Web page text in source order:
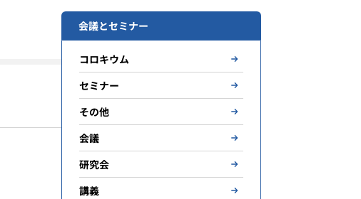
会議とセミナー
コロキウム
セミナー
その他
会議
研究会
講義